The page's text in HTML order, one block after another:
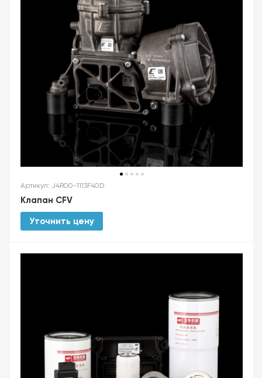
Артикул: J4R00-1113F40D
Клапан CFV
Уточнить цену